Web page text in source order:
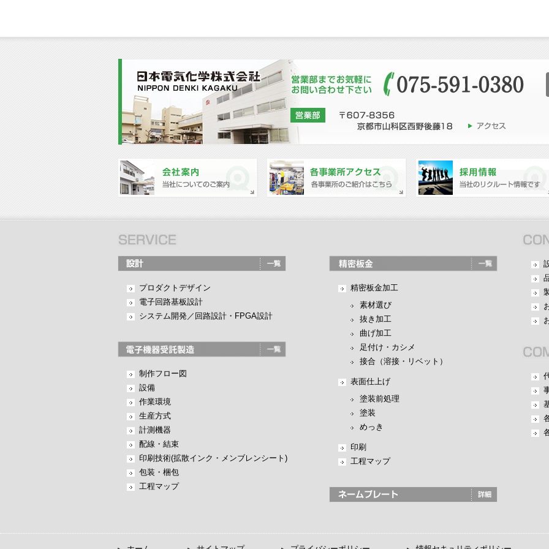
プロダクトデザイン
電子回路基板設計
システム開発／回路設計・FPGA設計
制作フロー図
設備
作業環境
生産方式
計測機器
配線・結束
印刷技術(拡散インク・メンブレンシート)
包装・梱包
工程マップ
精密板金加工
素材選び
抜き加工
曲げ加工
足付け・カシメ
接合（溶接・リベット）
表面仕上げ
塗装前処理
塗装
めっき
印刷
工程マップ